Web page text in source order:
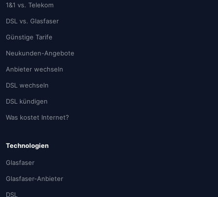
1&1 vs. Telekom
DSL vs. Glasfaser
Günstige Tarife
Neukunden-Angebote
Anbieter wechseln
DSL wechseln
DSL kündigen
Was kostet Internet?
Technologien
Glasfaser
Glasfaser-Anbieter
DSL